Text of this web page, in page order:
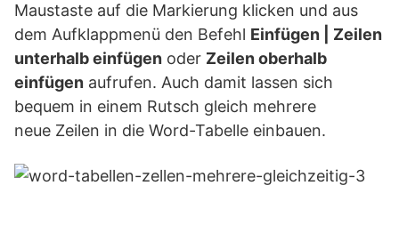
Maustaste auf die Markierung klicken und aus
dem Aufklappmenü den Befehl Einfügen | Zeilen
unterhalb einfügen oder Zeilen oberhalb
einfügen aufrufen. Auch damit lassen sich
bequem in einem Rutsch gleich mehrere
neue Zeilen in die Word-Tabelle einbauen.